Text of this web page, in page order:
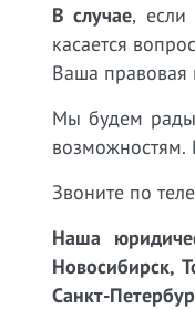
В случае, если
касается
Ваша правовая
Мы будем
Звоните по
Наша
Новосибирск,
Санкт-